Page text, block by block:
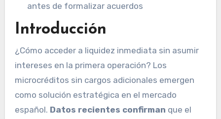
antes de formalizar acuerdos
Introducción
¿Cómo acceder a liquidez inmediata sin asumir
intereses en la primera operación? Los
microcréditos sin cargos adicionales emergen
como solución estratégica en el mercado
español. Datos recientes confirman que el